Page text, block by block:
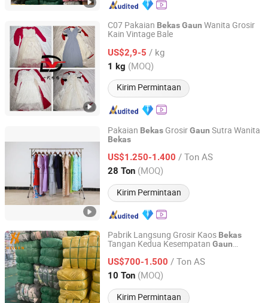
C07 Pakaian BekasGaun Wanita Grosir
Kain Vintage Bale
US$2,9-5 / kg
1 kg (MOQ)
Kirim Permintaan
Sichuan Yidaiyi Road Trade Co., Ltd.
Sichuan, China Harga mulai 2024
Pakaian Bekas GrosirGaun Sutra Wanita
Bekas
US$1.250-1.400 / Ton AS
28 Ton (MOQ)
Kirim Permintaan
Guangzhou Hissen International Trade Limited Company
Guangdong, China Harga mulai 2022
Pabrik Langsung Grosir Kaos Bekas
Tangan Kedua Kesempatan Gaun
US$700-1.500 / Ton AS
10 Ton (MOQ)
Kirim Permintaan
Wuhan Haisen Renewable Resources Co., Ltd.
Guangdong, China Harga mulai 2023